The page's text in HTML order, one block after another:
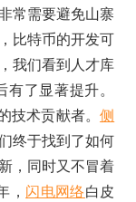
常需要避免山寨
比特币的开发可
我们看到人才库
了显著提升。
技术贡献者。侧
终于找到了如何
，同时又不冒着
， 闪电网络白皮